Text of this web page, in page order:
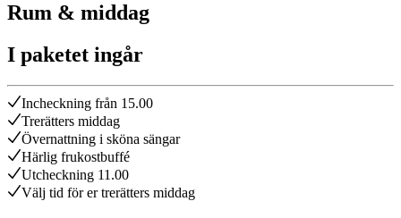
Rum & middag
I paketet ingår
Incheckning från 15.00
Trerätters middag
Övernattning i sköna sängar
Härlig frukostbuffé
Utcheckning 11.00
Välj tid för er trerätters middag